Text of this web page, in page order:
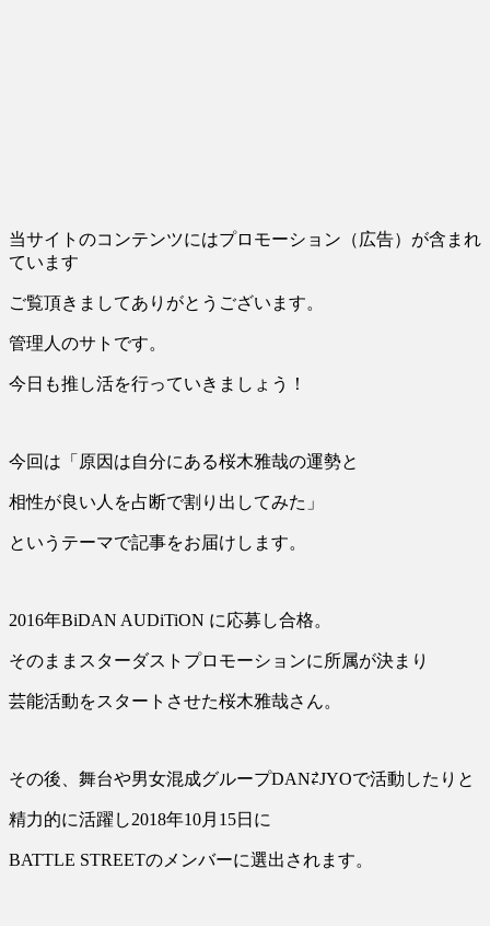
当サイトのコンテンツにはプロモーション（広告）が含まれ
ています
ご覧頂きましてありがとうございます。
管理人のサトです。
今日も推し活を行っていきましょう！
今回は「原因は自分にある桜木雅哉の運勢と
相性が良い人を占断で割り出してみた」
というテーマで記事をお届けします。
2016年BiDAN AUDiTiON に応募し合格。
そのままスターダストプロモーションに所属が決まり
芸能活動をスタートさせた桜木雅哉さん。
その後、舞台や男女混成グループDAN⇄JYOで活動したりと
精力的に活躍し2018年10月15日に
BATTLE STREETのメンバーに選出されます。